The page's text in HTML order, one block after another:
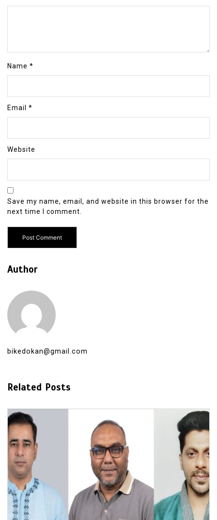
Name *
Email *
Website
Save my name, email, and website in this browser for the
next time I comment.
Author
bikedokan@gmail.com
Related Posts